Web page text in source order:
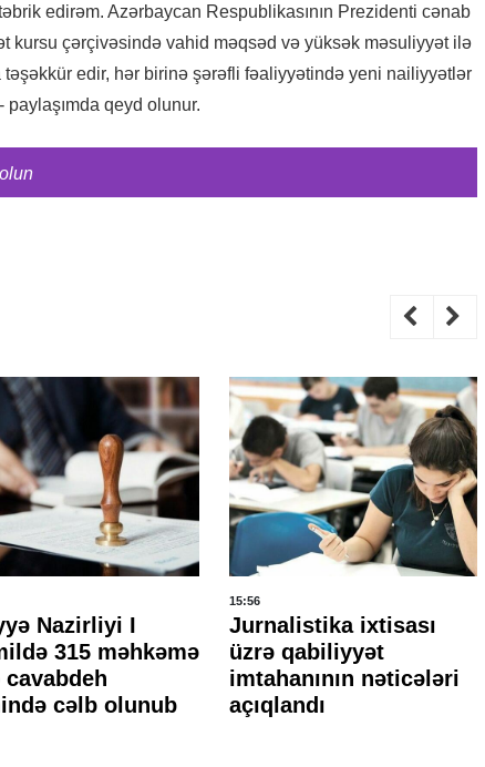
edirəm. Azərbaycan Respublikasının Prezidenti cənab
kursu çərçivəsində vahid məqsəd və yüksək məsuliyyət ilə
edir, hər birinə şərəfli fəaliyyətində yeni nailiyyətlər
paylaşımda qeyd olunur.
Nazirliyi I
315 məhkəmə
cəlb olunub
15:56
Jurnalistika ixtisası
üzrə qabiliyyət
imtahanının nəticələri
açıqlandı